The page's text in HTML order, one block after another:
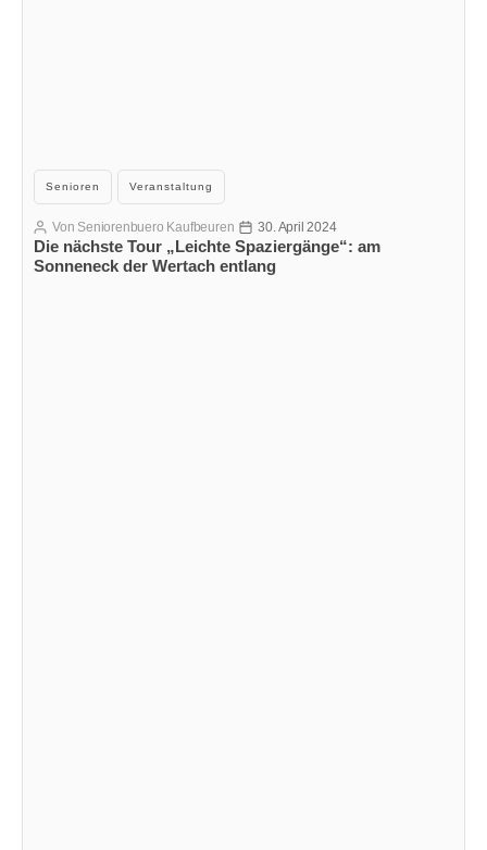
Kategorien
Senioren Veranstaltung
Die nächste Tour „Leichte Spaziergänge“: am
Sonneneck der Wertach entlang
Beitragsautor
Von Seniorenbuero Kaufbeuren Veröffentlichungsdatum
30. April 2024